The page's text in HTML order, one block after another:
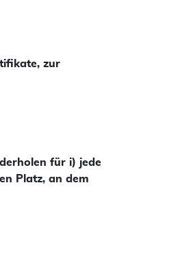
zur
für i) jede
Platz, an dem